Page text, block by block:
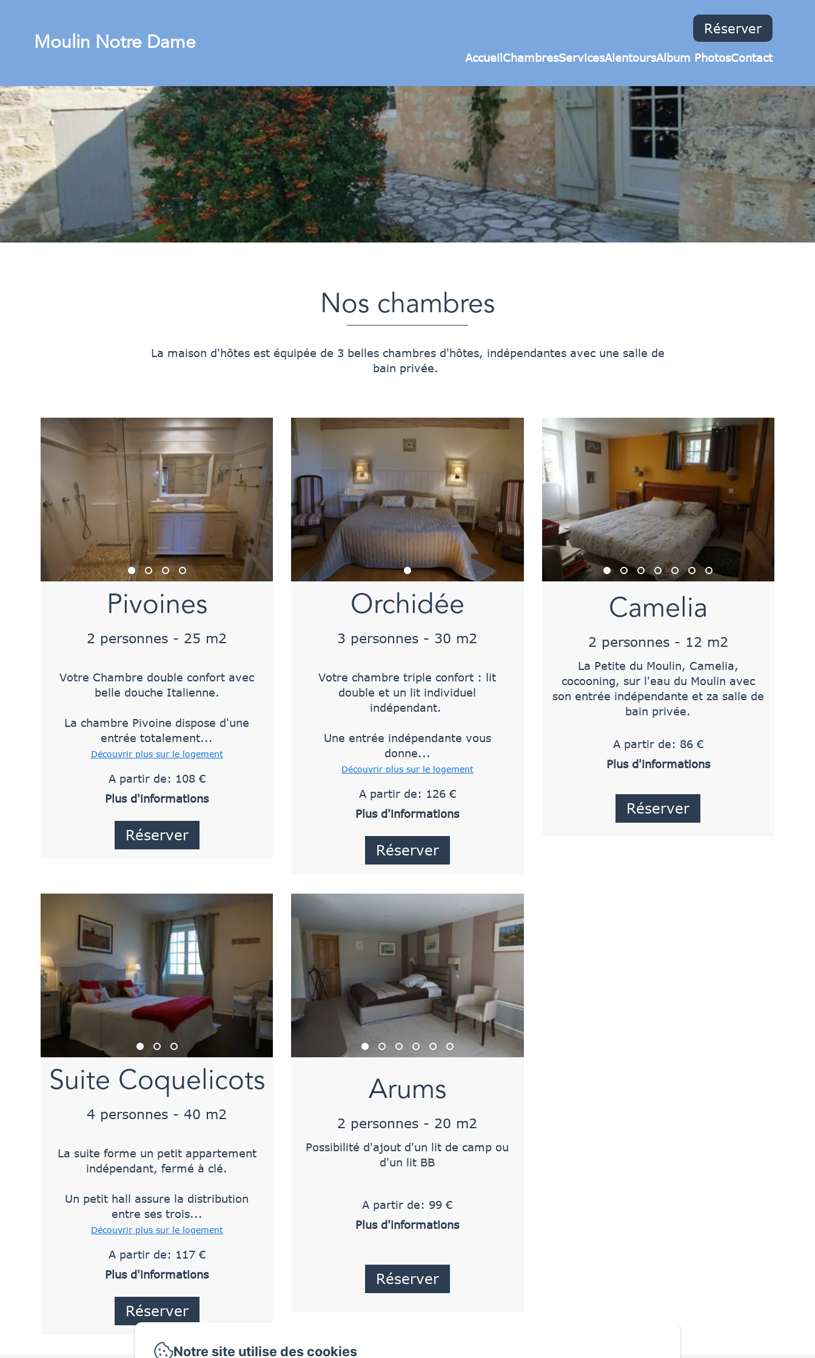
Moulin Notre Dame
Réserver
AccueilChambresServicesAlentoursAlbum PhotosContact
Nos chambres
La maison d'hôtes est équipée de 3 belles chambres d'hôtes, indépendantes avec une salle de
bain privée.
Pivoines
2 personnes - 25 m2
Votre Chambre double confort avec
belle douche Italienne.
La chambre Pivoine dispose d'une
entrée totalement...
Découvrir plus sur le logement
A partir de: 108 €
Plus d'informations
Réserver
Orchidée
3 personnes - 30 m2
Votre chambre triple confort : lit
double et un lit individuel
indépendant.
Une entrée indépendante vous
donne...
Découvrir plus sur le logement
A partir de: 126 €
Plus d'informations
Réserver
Camelia
2 personnes - 12 m2
La Petite du Moulin, Camelia,
cocooning, sur l'eau du Moulin avec
son entrée indépendante et za salle de
bain privée.
A partir de: 86 €
Plus d'informations
Réserver
Suite Coquelicots
4 personnes - 40 m2
La suite forme un petit appartement
indépendant, fermé à clé.
Un petit hall assure la distribution
entre ses trois...
Découvrir plus sur le logement
A partir de: 117 €
Plus d'informations
Réserver
Arums
2 personnes - 20 m2
Possibilité d'ajout d'un lit de camp ou
d'un lit BB
A partir de: 99 €
Plus d'informations
Réserver
Notre site utilise des cookies